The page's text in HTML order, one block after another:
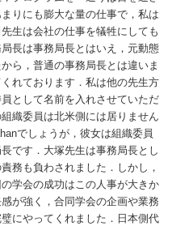
りにも膨大な量の仕事で，私は
生は会社の仕事を犠牲にしても
長は事務局長とはいえ，元動態
ら，普通の事務局長とは違いま
れております．私は他の先生方
として名前を入れさせていただ
織委員は北米側には居りません
でしょうが，彼女は組織委員
です．大塚先生は事務局長とし
務も負わされました．しかし，
学会の成功はこの人事が大きか
が強く，合同学会の企画や業務
にやってくれました．日本側代